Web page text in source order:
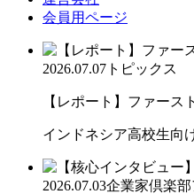
会員用ページ
2026.07.07 トピックス
【レポート】ファー
インドネシア高校生向
2026.07.03企業家倶楽